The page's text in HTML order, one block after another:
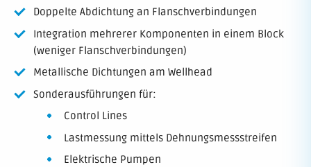
Doppelte Abdichtung an Flanschverbindungen
Integration mehrerer Komponenten in einem Block
(weniger Flanschverbindungen)
Metallische Dichtungen am Wellhead
Sonderausführungen für:
Control Lines
Lastmessung mittels Dehnungsmessstreifen
Elektrische Pumpen